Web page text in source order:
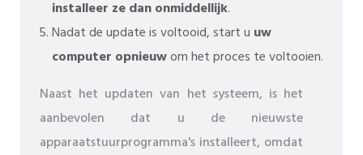
installeer ze dan onmiddellijk.
Nadat de update is voltooid, start u uw
computer opnieuwom het proces te voltooien.
Naast het updaten van het systeem, is het
aanbevolen dat u de nieuwste
apparaatstuurprogramma's installeert, omdat